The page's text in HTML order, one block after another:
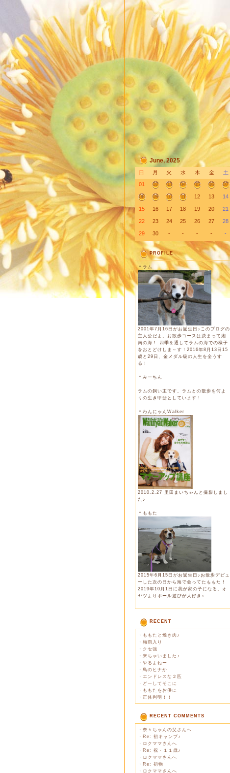
June, 2025
日 月 火 水 木 金
土
01
02 03 04 05 06 07
08 09 10 11 12 13 14
15 16 17 18 19 20 21
22 23 24 25 26 27 28
29 30 - - - - -
PROFILE
＊ラム
2001年7月16日がお誕生日♪このブログの
主人公だよ。お散歩コースは決まって湘
南の海！ 四季を通してラムの海での様子
をおとどけしま～す！2016年8月13日15
歳と29日、金メダル級の人生を全うす
る！
＊みーちん
ラムの飼い主です。ラムとの散歩を何よ
りの生き甲斐としています！
＊わんにゃんWalker
2010.2.27 里田まいちゃんと撮影しまし
た♪
＊ももた
2015年6月15日がお誕生日♪お散歩デビュ
ーした次の日から海で会ってたももた！
2019年10月1日に我が家の子になる。オ
ヤツよりボール遊びが大好き♪
RECENT
・ ももたと焼き肉♪
・ 梅雨入り
・ クセ強
・ 来ちゃいました♪
・ やるよねー
・ 鳥のヒナか
・ エンドレスな２匹
・ どーしてそこに
・ ももたをお供に
・ 正体判明！！
RECENT COMMENTS
・ 奈々ちゃんの父さんへ
・ Re: 初キャンプ♪
・ ロクママさんへ
・ Re: 祝・１１歳♪
・ ロクママさんへ
・ Re: 初物
・ ロクママさんへ